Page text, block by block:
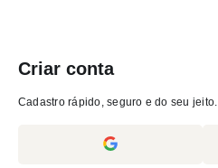
Criar conta
Cadastro rápido, seguro e do seu jeito.